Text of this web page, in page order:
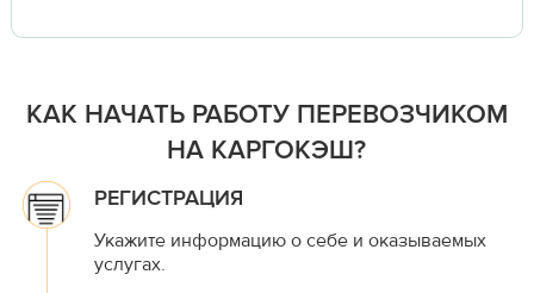
КАК НАЧАТЬ РАБОТУ ПЕРЕВОЗЧИКОМ
НА КАРГОКЭШ?
РЕГИСТРАЦИЯ
Укажите информацию о себе и оказываемых
услугах.